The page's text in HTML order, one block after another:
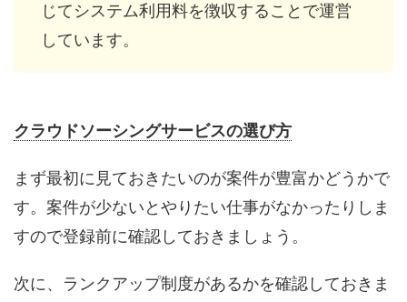
じてシステム利用料を徴収することで運営
しています。
クラウドソーシングサービスの選び方
まず最初に見ておきたいのが案件が豊富かどうかで
す。案件が少ないとやりたい仕事がなかったりしま
すので登録前に確認しておきましょう。
次に、ランクアップ制度があるかを確認しておきま